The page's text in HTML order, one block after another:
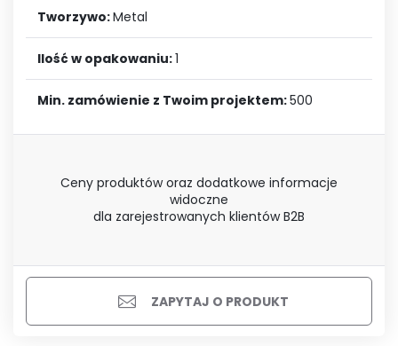
Tworzywo:Metal
Ilość w opakowaniu:1
Min. zamówienie z Twoim projektem:500
Ceny produktów oraz dodatkowe informacje
widoczne
dla zarejestrowanych klientów B2B
ZAPYTAJ O PRODUKT